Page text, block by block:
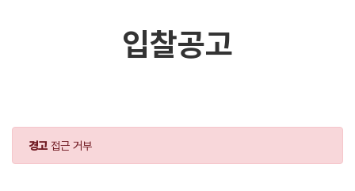
입찰공고
경고 접근 거부